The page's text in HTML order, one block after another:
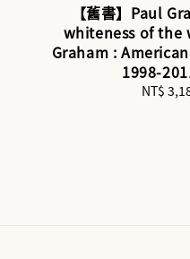
【舊書】Paul
whiteness of the
Graham :
1998-
NT$